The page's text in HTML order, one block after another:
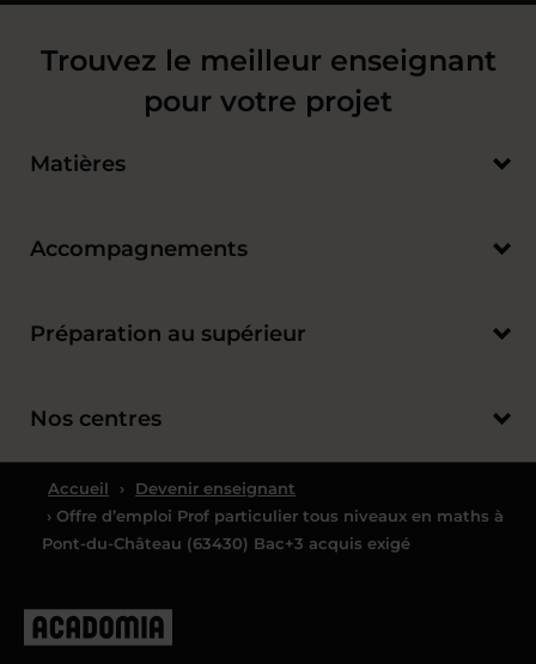
Trouvez le meilleur enseignant
pour votre projet
Matières
Accompagnements
Préparation au supérieur
Nos centres
Accueil ›
Devenir enseignant
› Offre d’emploi Prof particulier tous niveaux en maths à
Pont-du-Château (63430) Bac+3 acquis exigé